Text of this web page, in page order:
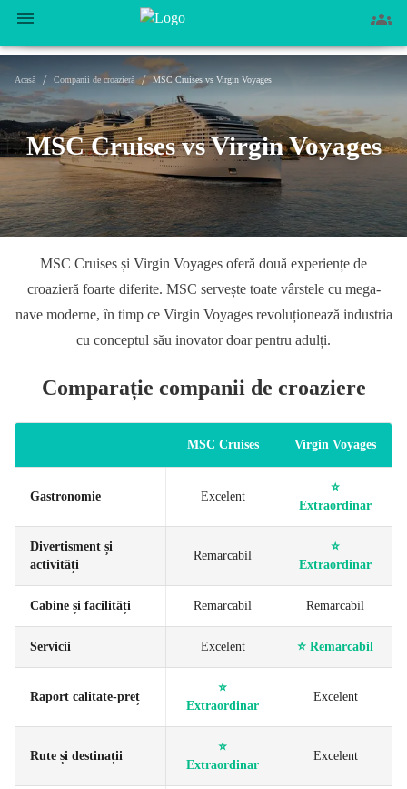
MSC Cruises vs Virgin Voyages
Acasă / Companii de croazieră / MSC Cruises vs Virgin Voyages
MSC Cruises și Virgin Voyages oferă două experiențe de
croazieră foarte diferite. MSC servește toate vârstele cu mega-
nave moderne, în timp ce Virgin Voyages revoluționează industria
cu conceptul său inovator doar pentru adulți.
Comparație companii de croaziere
MSC Cruises Virgin Voyages
Gastronomie Excelent
⭐
Extraordinar
Divertisment și
activități
Remarcabil
⭐
Extraordinar
Cabine și facilități Remarcabil Remarcabil
Servicii Excelent ⭐ Remarcabil
Raport calitate-preț
⭐
Extraordinar
Excelent
Rute și destinații
⭐
Extraordinar
Excelent